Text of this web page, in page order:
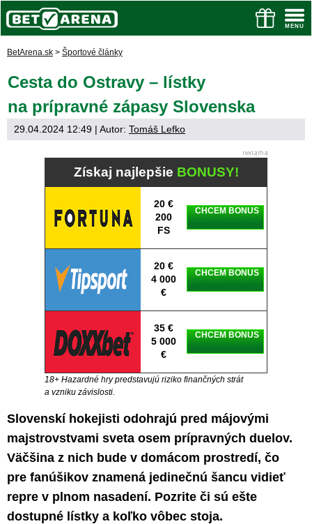
BetArena.sk > Športové články
Cesta do Ostravy – lístky
na prípravné zápasy Slovenska
29.04.2024 12:49 | Autor: Tomáš Lefko
Získaj najlepšie BONUSY!
20 €
200
FS
CHCEM BONUS
20 €
4 000
€
CHCEM BONUS
35 €
5 000
€
CHCEM BONUS
18+ Hazardné hry predstavujú riziko finančných strát
a vzniku závislosti.
Slovenskí hokejisti odohrajú pred májovými
majstrovstvami sveta osem prípravných duelov.
Väčšina z nich bude v domácom prostredí, čo
pre fanúšikov znamená jedinečnú šancu vidieť
repre v plnom nasadení. Pozrite či sú ešte
dostupné lístky a koľko vôbec stoja.